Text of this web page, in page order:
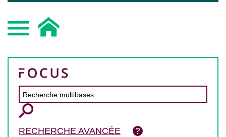
RECHERCHE AVANCÉE